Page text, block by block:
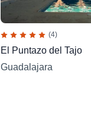
(4)
El Puntazo del Tajo
Guadalajara